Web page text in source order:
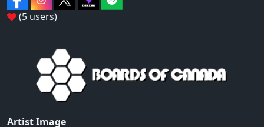
(5 users)
Artist Image